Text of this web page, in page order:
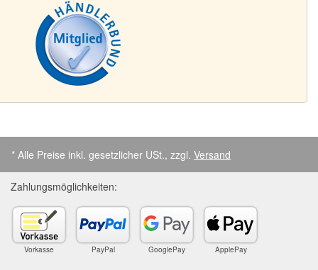
* Alle Preise inkl. gesetzlicher USt., zzgl. Versand
Zahlungsmöglichkeiten:
Vorkasse PayPal GooglePay ApplePay